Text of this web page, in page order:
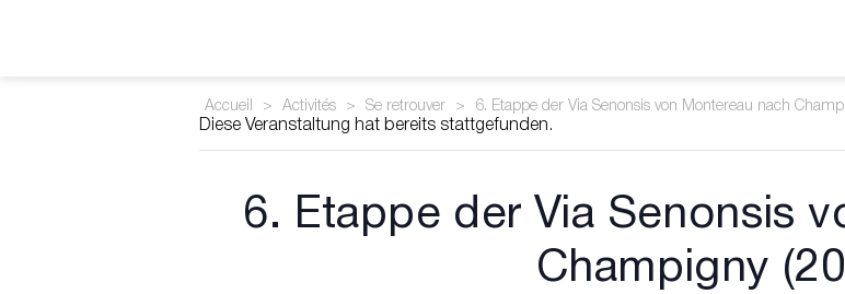
Accueil > Activités > Se retrouver > 6. Etappe der Via Senonsis von Montereau nach
Diese Veranstaltung hat bereits stattgefunden.
6. Etappe der Via Senonsis
Champigny